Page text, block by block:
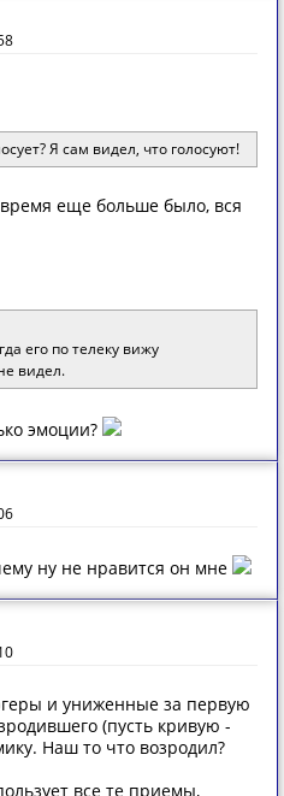
Я сам видел, что голосуют!
еще больше было, вся
его по телеку вижу
видел.
эмоции?
ну не нравится он мне
и униженные за первую
(пусть кривую -
Наш то что возродил?
все те приемы,